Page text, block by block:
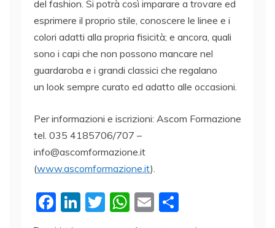
del fashion. Si potrà così imparare a trovare ed
esprimere il proprio stile, conoscere le linee e i
colori adatti alla propria fisicità; e ancora, quali
sono i capi che non possono mancare nel
guardaroba e i grandi classici che regalano
un look sempre curato ed adatto alle occasioni.
Per informazioni e iscrizioni: Ascom Formazione
tel. 035 4185706/707 –
info@ascomformazione.it
(www.ascomformazione.it).
F
a
Li T
W
h
E
m